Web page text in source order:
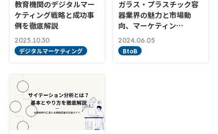
教育機関のデジタルマー
ケティング戦略と成功事
例を徹底解説
2025.10.30
デジタルマーケティング
ガラス・プラスチック容
器業界の魅力と市場動
向、マーケティン…
2024.06.05
BtoB